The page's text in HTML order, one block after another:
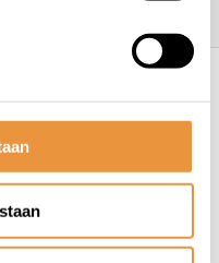
Disclaimer
Privacy